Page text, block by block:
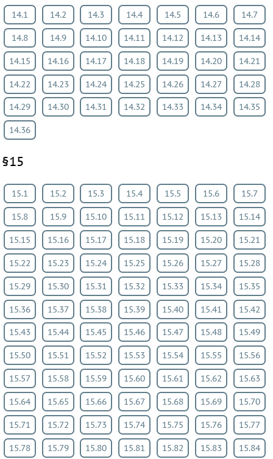
14.1 14.2 14.3 14.4 14.5 14.6 14.7
14.8 14.9 14.10 14.11 14.12 14.13 14.14
14.15 14.16 14.17 14.18 14.19 14.20 14.21
14.22 14.23 14.24 14.25 14.26 14.27 14.28
14.29 14.30 14.31 14.32 14.33 14.34 14.35
14.36
§15
15.1 15.2 15.3 15.4 15.5 15.6 15.7
15.8 15.9 15.10 15.11 15.12 15.13 15.14
15.15 15.16 15.17 15.18 15.19 15.20 15.21
15.22 15.23 15.24 15.25 15.26 15.27 15.28
15.29 15.30 15.31 15.32 15.33 15.34 15.35
15.36 15.37 15.38 15.39 15.40 15.41 15.42
15.43 15.44 15.45 15.46 15.47 15.48 15.49
15.50 15.51 15.52 15.53 15.54 15.55 15.56
15.57 15.58 15.59 15.60 15.61 15.62 15.63
15.64 15.65 15.66 15.67 15.68 15.69 15.70
15.71 15.72 15.73 15.74 15.75 15.76 15.77
15.78 15.79 15.80 15.81 15.82 15.83 15.84